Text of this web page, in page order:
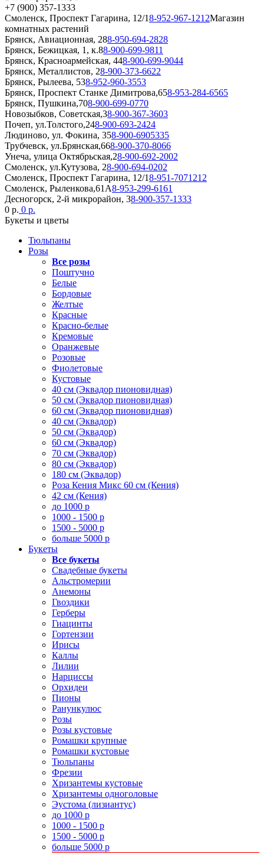
+7 (900) 357-1333
Смоленск, Проспект Гагарина, 12/18-952-967-1212Магазин
комнатных растений
Брянск, Авиационная, 288-950-694-2828
Брянск, Бежицкая, 1, к.88-900-699-9811
Брянск, Красноармейская, 448-900-699-9044
Брянск, Металлистов, 28-900-373-6622
Брянск, Рылеева, 538-952-960-3553
Брянск, Проспект Станке Димитрова,658-953-284-6565
Брянск, Пушкина,708-900-699-0770
Новозыбков, Советская,38-900-367-3603
Почеп, ул.Толстого,248-900-693-2424
Людиново, ул. Фокина, 358-900-6905335
Трубчевск, ул.Брянская,668-900-370-8066
Унеча, улица Октябрьская,28-900-692-2002
Смоленск, ул.Кутузова, 28-900-694-0202
Смоленск, Проспект Гагарина, 12/18-951-7071212
Смоленск, Рыленкова,61А8-953-299-6161
Десногорск, 2-й микрорайон, 38-900-357-1333
0 р. 0 р.
Букеты и цветы
Тюльпаны
Розы
Все розы
Поштучно
Белые
Бордовые
Желтые
Красные
Красно-белые
Кремовые
Оранжевые
Розовые
Фиолетовые
Кустовые
40 см (Эквадор пионовидная)
50 см (Эквадор пионовидная)
60 см (Эквадор пионовидная)
40 см (Эквадор)
50 см (Эквадор)
60 см (Эквадор)
70 см (Эквадор)
80 см (Эквадор)
180 см (Эквадор)
Роза Кения Микс 60 см (Кения)
42 см (Кения)
до 1000 р
1000 - 1500 р
1500 - 5000 р
больше 5000 р
Букеты
Все букеты
Свадебные букеты
Альстромерии
Анемоны
Гвоздики
Герберы
Гиацинты
Гортензии
Ирисы
Каллы
Лилии
Нарциссы
Орхидеи
Пионы
Ранункулюс
Розы
Розы кустовые
Ромашки крупные
Ромашки кустовые
Тюльпаны
Фрезии
Хризантемы кустовые
Хризантемы одноголовые
Эустома (лизиантус)
до 1000 р
1000 - 1500 р
1500 - 5000 р
больше 5000 р